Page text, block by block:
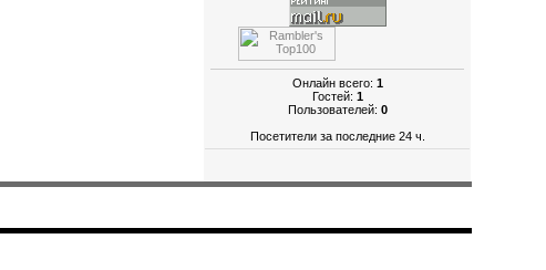
Онлайн всего: 1
Гостей: 1
Пользователей: 0
Посетители за последние 24 ч.